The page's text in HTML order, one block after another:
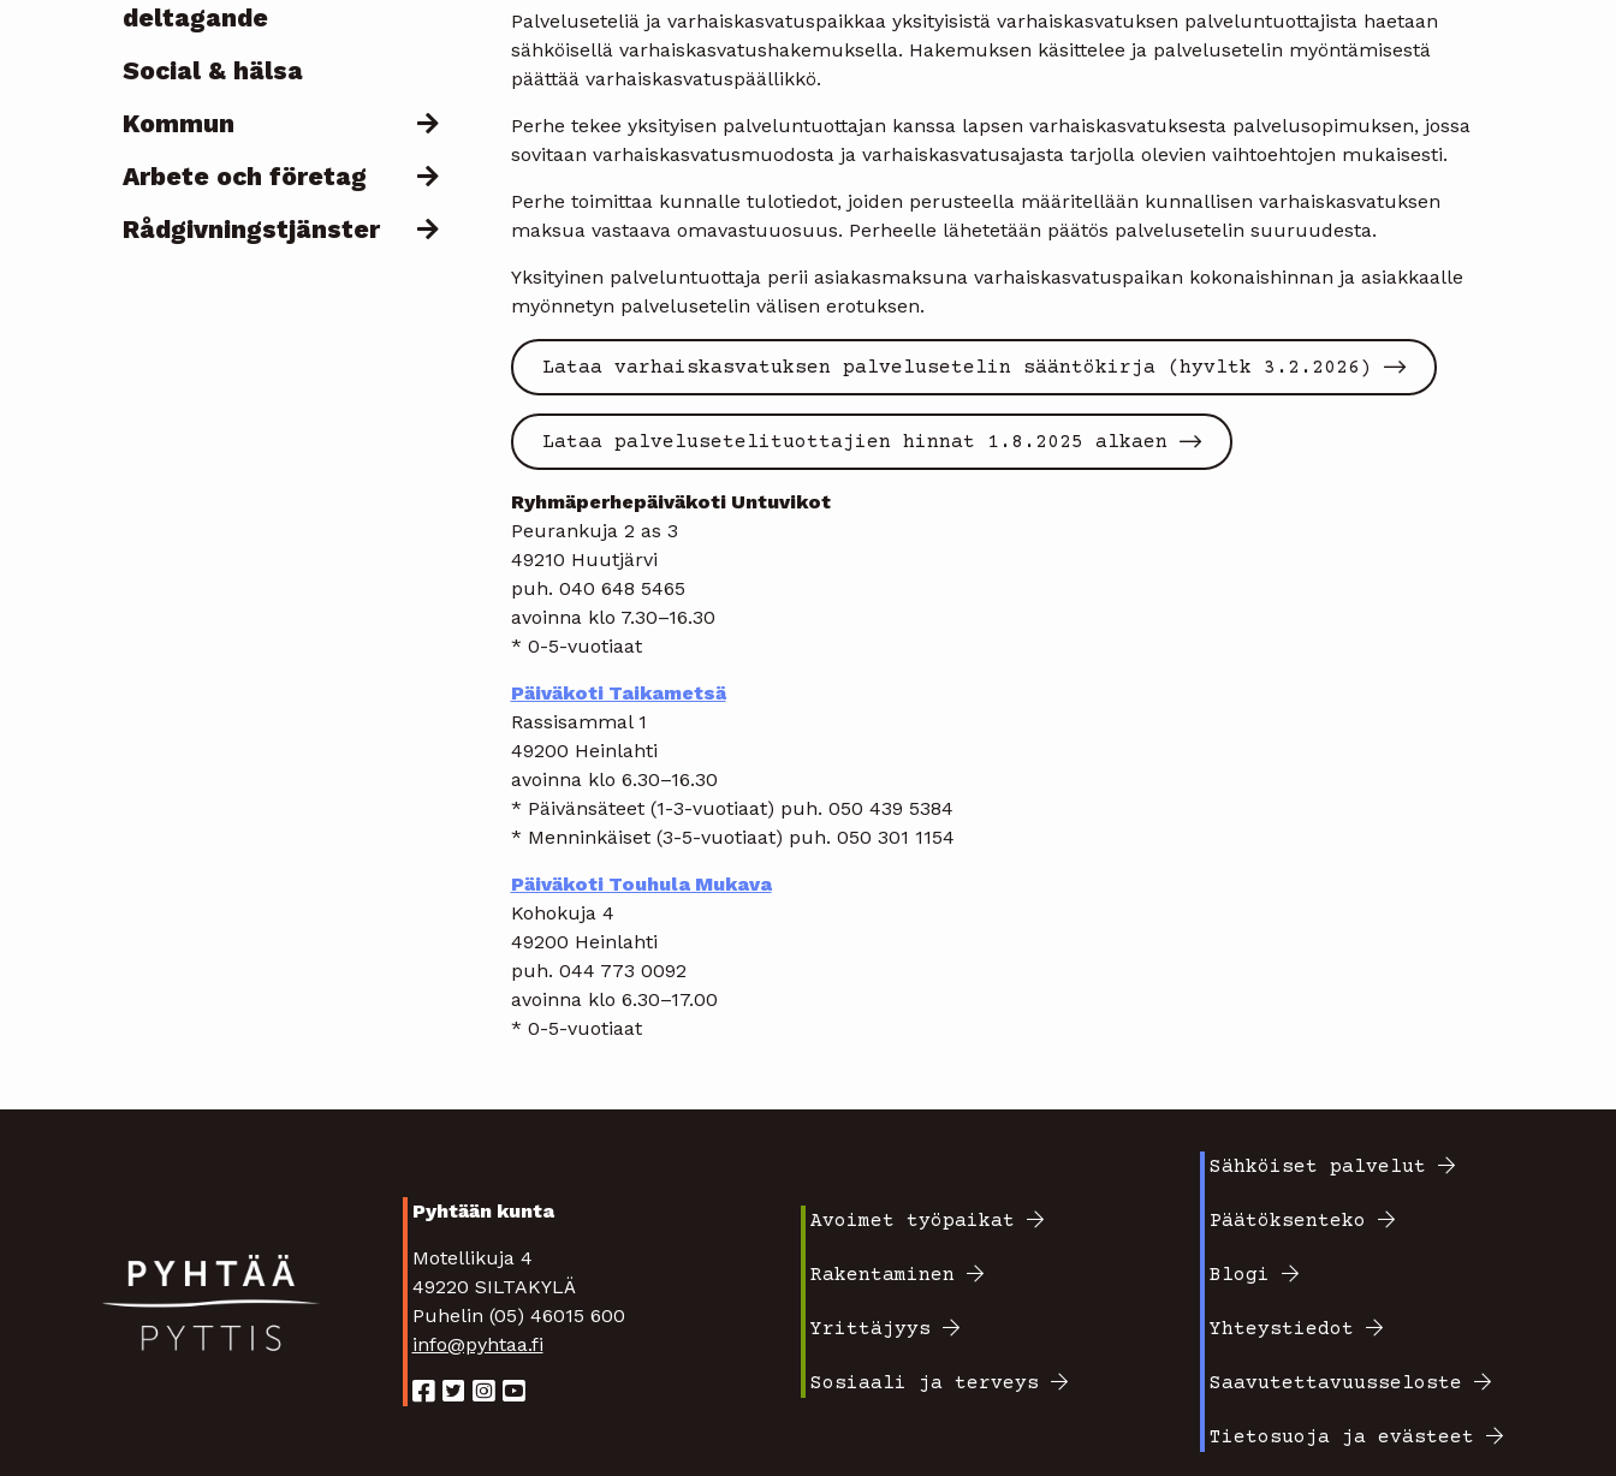
deltagande
Social & hälsa
Kommun
Arbete och företag
Rådgivningstjänster
Palveluseteliä ja varhaiskasvatuspaikkaa yksityisistä varhaiskasvatuksen palveluntuottajista haetaan
sähköisellä varhaiskasvatushakemuksella. Hakemuksen käsittelee ja palvelusetelin myöntämisestä
päättää varhaiskasvatuspäällikkö.
Perhe tekee yksityisen palveluntuottajan kanssa lapsen varhaiskasvatuksesta palvelusopimuksen, jossa
sovitaan varhaiskasvatusmuodosta ja varhaiskasvatusajasta tarjolla olevien vaihtoehtojen mukaisesti.
Perhe toimittaa kunnalle tulotiedot, joiden perusteella määritellään kunnallisen varhaiskasvatuksen
maksua vastaava omavastuuosuus. Perheelle lähetetään päätös palvelusetelin suuruudesta.
Yksityinen palveluntuottaja perii asiakasmaksuna varhaiskasvatuspaikan kokonaishinnan ja asiakkaalle
myönnetyn palvelusetelin välisen erotuksen.
Lataa varhaiskasvatuksen palvelusetelin sääntökirja (hyvltk 3.2.2026)
Lataa palvelusetelituottajien hinnat 1.8.2025 alkaen
Ryhmäperhepäiväkoti Untuvikot
Peurankuja 2 as 3
49210 Huutjärvi
puh. 040 648 5465
avoinna klo 7.30–16.30
* 0-5-vuotiaat
Päiväkoti Taikametsä
Rassisammal 1
49200 Heinlahti
avoinna klo 6.30–16.30
* Päivänsäteet (1-3-vuotiaat) puh. 050 439 5384
* Menninkäiset (3-5-vuotiaat) puh. 050 301 1154
Päiväkoti Touhula Mukava
Kohokuja 4
49200 Heinlahti
puh. 044 773 0092
avoinna klo 6.30–17.00
* 0-5-vuotiaat
Pyhtään kunta
Motellikuja 4
49220 SILTAKYLÄ
Puhelin (05) 46015 600
info@pyhtaa.fi
Footer
valikko
1
Avoimet työpaikat
Rakentaminen
Yrittäjyys
Sosiaali ja terveys
Footer
valikko
2
Sähköiset palvelut
Päätöksenteko
Blogi
Yhteystiedot
Saavutettavuusseloste
Tietosuoja ja evästeet